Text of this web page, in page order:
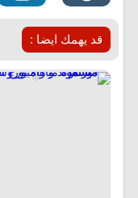
قد يهمك ايضا :